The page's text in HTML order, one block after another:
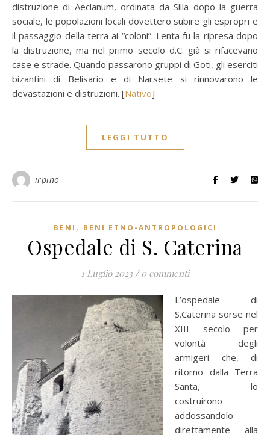
distruzione di Aeclanum, ordinata da Silla dopo la guerra
sociale, le popolazioni locali dovettero subire gli espropri e
il passaggio della terra ai “coloni”. Lenta fu la ripresa dopo
la distruzione, ma nel primo secolo d.C. già si rifacevano
case e strade. Quando passarono gruppi di Goti, gli eserciti
bizantini di Belisario e di Narsete si rinnovarono le
devastazioni e distruzioni. [Nativo]
LEGGI TUTTO
irpino
BENI , BENI ETNO-ANTROPOLOGICI
Ospedale di S. Caterina
1 Luglio 2023 / 0 commenti
L’ospedale di
S.Caterina sorse nel
XIII secolo per
volontà degli
armigeri che, di
ritorno dalla Terra
Santa, lo
costruirono
addossandolo
direttamente alla